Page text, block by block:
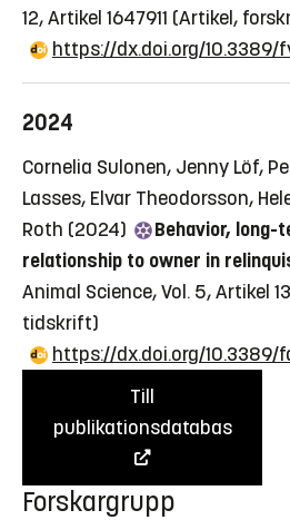
12, Artikel 1647911 (Artikel,
https://dx.doi.org/10.3389/
2024
Cornelia Sulonen, Jenny Löf,
Lasses, Elvar Theodorsson,
Roth (2024)
Behavior,
relationship to owner in
Animal Science, Vol. 5, Artikel
tidskrift)
https://dx.doi.org/10.3389/
Till
publikationsdatabas
Forskargrupp